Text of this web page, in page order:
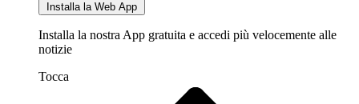
Installa la Web App
Installa la nostra App gratuita e accedi più velocemente alle
notizie
Tocca